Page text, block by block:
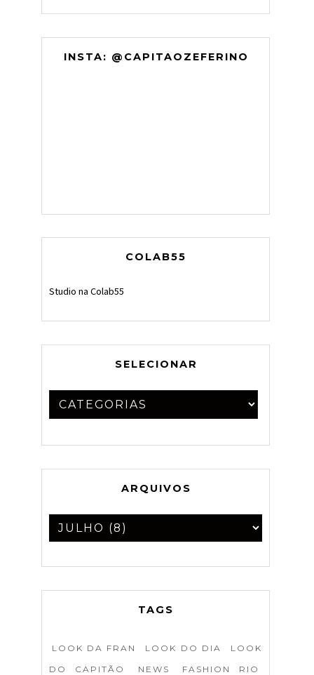
INSTA: @CAPITAOZEFERINO
COLAB55
Studio na Colab55
SELECIONAR
ARQUIVOS
TAGS
LOOK DA FRAN LOOK DO DIA
LOOK
DO CAPITÃO
NEWS
FASHION RIO